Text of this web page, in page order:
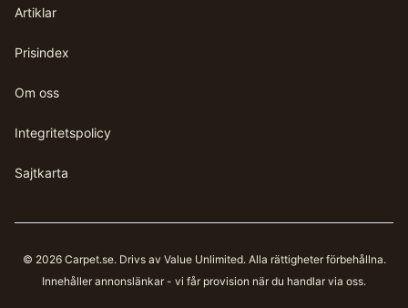
Artiklar
Prisindex
Om oss
Integritetspolicy
Sajtkarta
© 2026 Carpet.se. Drivs av Value Unlimited. Alla rättigheter förbehållna.
Innehåller annonslänkar - vi får provision när du handlar via oss.